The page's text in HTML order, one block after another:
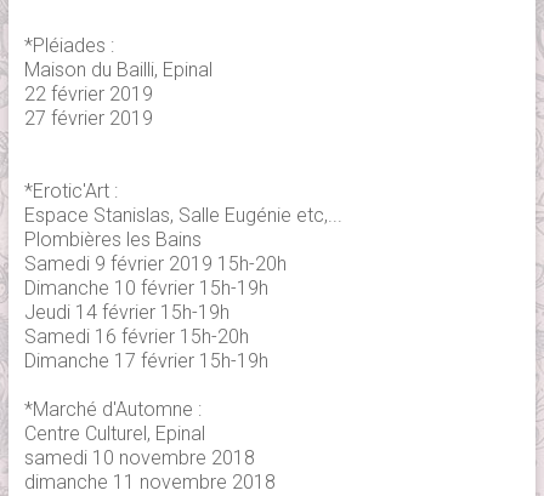
*Pléiades :
Maison du Bailli, Epinal
22 février 2019
27 février 2019
*Erotic'Art :
Espace Stanislas, Salle Eugénie etc,...
Plombières les Bains
Samedi 9 février 2019 15h-20h
Dimanche 10 février 15h-19h
Jeudi 14 février 15h-19h
Samedi 16 février 15h-20h
Dimanche 17 février 15h-19h
*Marché d'Automne :
Centre Culturel, Epinal
samedi 10 novembre 2018
dimanche 11 novembre 2018